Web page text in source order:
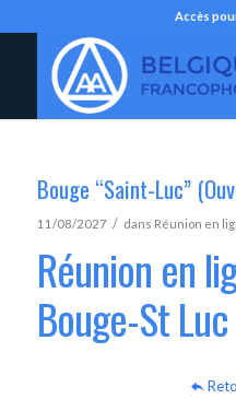
Accès
Bouge “Saint-Luc”
11/08/2027 / dans Réunion en
Réunion en
Bouge-St Luc